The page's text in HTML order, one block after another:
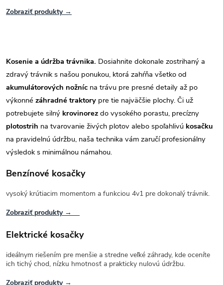
Zobraziť produkty →
Kosenie a údržba trávnika. Dosiahnite dokonale zostrihaný a
zdravý trávnik s našou ponukou, ktorá zahŕňa všetko od
akumulátorových nožníc na trávu pre presné detaily až po
výkonné záhradné traktory pre tie najväčšie plochy. Či už
potrebujete silný krovinorez do vysokého porastu, precízny
plotostrih na tvarovanie živých plotov alebo spoľahlivú kosačku
na pravidelnú údržbu, naša technika vám zaručí profesionálny
výsledok s minimálnou námahou.
Benzínové kosačky
vysoký krútiacim momentom a funkciou 4v1 pre dokonalý trávnik.
Zobraziť produkty →
Elektrické kosačky
ideálnym riešením pre menšie a stredne veľké záhrady, kde oceníte
ich tichý chod, nízku hmotnosť a prakticky nulovú údržbu.
Zobraziť produkty →